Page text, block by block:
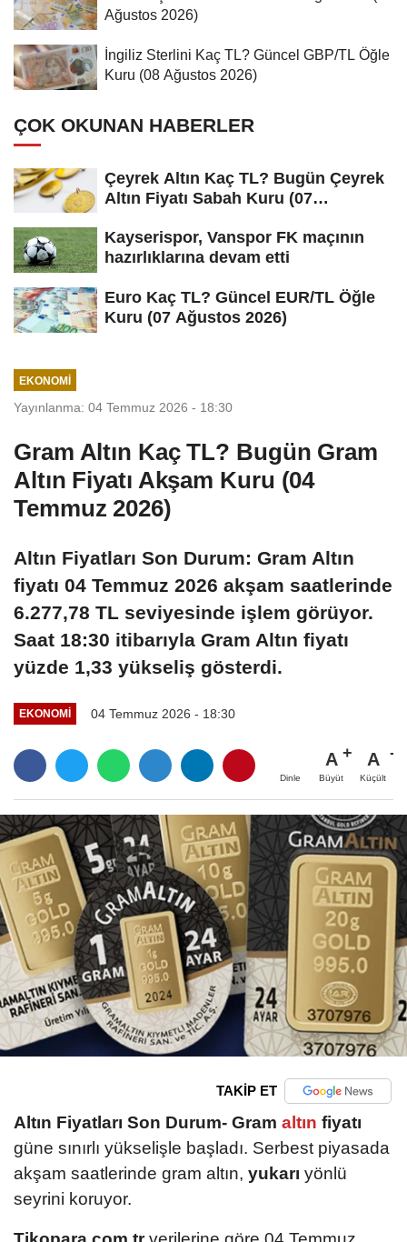
Ağustos 2026)
İngiliz Sterlini Kaç TL? Güncel GBP/TL Öğle
Kuru (08 Ağustos 2026)
ÇOK OKUNAN HABERLER
Çeyrek Altın Kaç TL? Bugün Çeyrek
Altın Fiyatı Sabah Kuru (07
Kayserispor, Vanspor FK maçının
hazırlıklarına devam etti
Euro Kaç TL? Güncel EUR/TL Öğle
Kuru (07 Ağustos 2026)
EKONOMI
Yayınlanma: 04 Temmuz 2026 - 18:30
Gram Altın Kaç TL? Bugün Gram
Altın Fiyatı Akşam Kuru (04
Temmuz 2026)
Altın Fiyatları Son Durum: Gram Altın
fiyatı 04 Temmuz 2026 akşam saatlerinde
6.277,78 TL seviyesinde işlem görüyor.
Saat 18:30 itibarıyla Gram Altın fiyatı
yüzde 1,33 yükseliş gösterdi.
EKONOMI 04 Temmuz 2026 - 18:30
Dinle
A
Büyüt
A
Küçült
TAKİP ET
Altın Fiyatları Son Durum- Gram altın fiyatı
güne sınırlı yükselişle başladı. Serbest piyasada
akşam saatlerinde gram altın, yukarı yönlü
seyrini koruyor.